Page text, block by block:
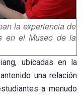
la experiencia de
en el Museo de la
ubicadas en la
una relación
a menudo